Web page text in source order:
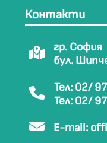
Контакти
гр. София
бул.
Тел: 02/
Тел: 02/
E-mail: